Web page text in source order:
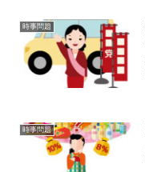
時事問題
時事問題